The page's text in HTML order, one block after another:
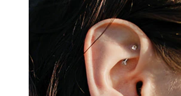
Tipi di Gioielli da Piercing
BARRE INDUSTRIAL: GUIDA
GIOIELLI PER PIERCING
Esplora le barre industrial, progettate
per collegare più piercing
dimensioni, decorazioni e com pupi